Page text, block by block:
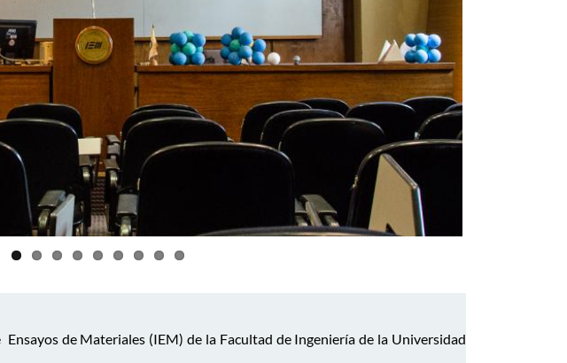
de Materiales (IEM) de la Facultad de Ingeniería de la Universidad